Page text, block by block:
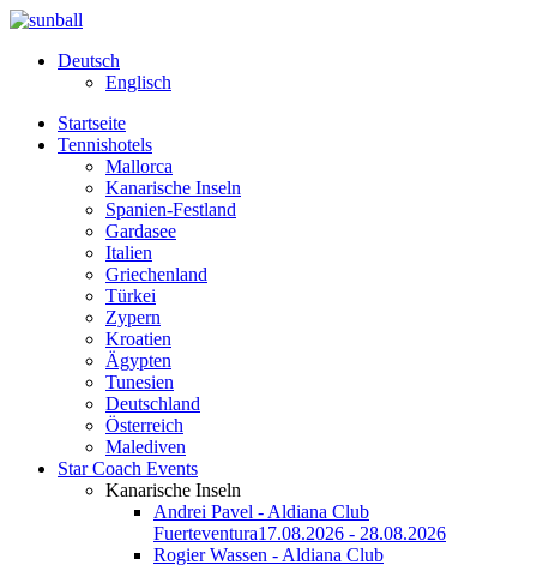
Deutsch
Englisch
Startseite
Tennishotels
Mallorca
Kanarische Inseln
Spanien-Festland
Gardasee
Italien
Griechenland
Türkei
Zypern
Kroatien
Ägypten
Tunesien
Deutschland
Österreich
Malediven
Star Coach Events
Kanarische Inseln
Andrei Pavel - Aldiana Club
Fuerteventura17.08.2026 - 28.08.2026
Rogier Wassen - Aldiana Club